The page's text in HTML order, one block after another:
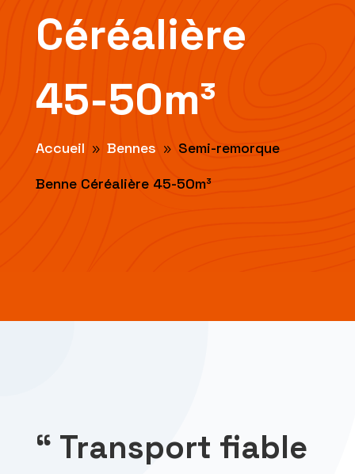
Céréalière
45-50m³
Accueil 9 Bennes 9 Semi-remorque
Benne Céréalière 45-50m³
“ Transport fiable